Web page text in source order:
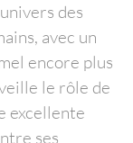
des
avec un
encore plus
le rôle de
excellente
ses